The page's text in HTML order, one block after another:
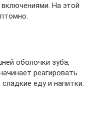
На этой
оболочки зуба,
реагировать
еду и напитки.